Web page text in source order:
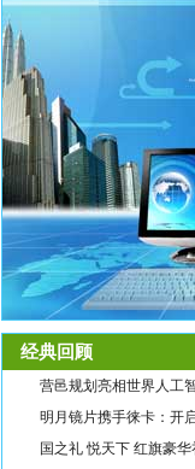
经典回顾
营邑规划亮相世界人工
明月镜片携手徕卡：开
国之礼 悦天下 红旗豪